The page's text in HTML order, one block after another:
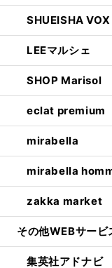
SHUEISHA VOX
LEEマルシェ
SHOP Marisol
eclat premium
mirabella
mirabella
zakka market
その他WEBサービ
集英社アドナビ